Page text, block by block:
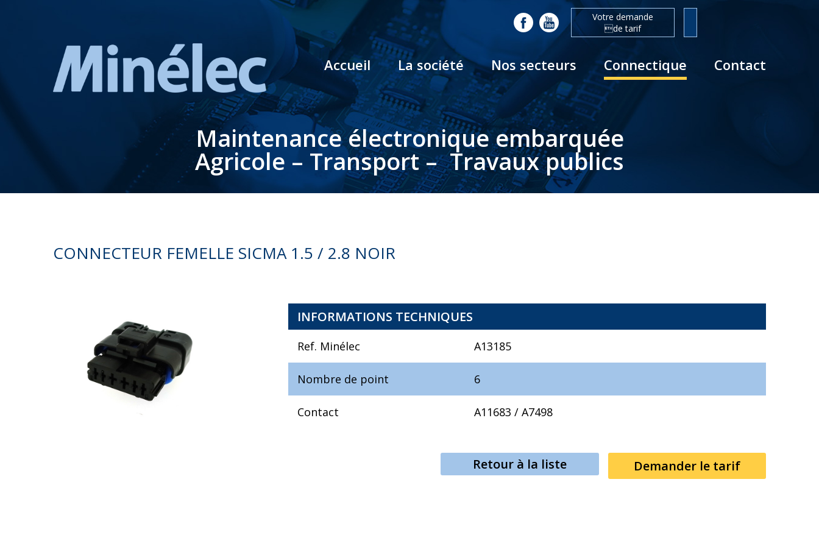
Votre demande
de tarif
Accueil La société Nos secteurs Connectique Contact
Maintenance électronique embarquée
Agricole – Transport – Travaux publics
CONNECTEUR FEMELLE SICMA 1.5 / 2.8 NOIR
INFORMATIONS TECHNIQUES
Ref. Minélec A13185
Nombre de point 6
Contact A11683 /A7498
Retour à la liste Demander le tarif